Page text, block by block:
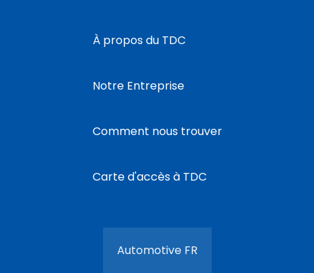
À propos du TDC
Notre Entreprise
Comment nous trouver
Carte d'accès à TDC
Automotive FR